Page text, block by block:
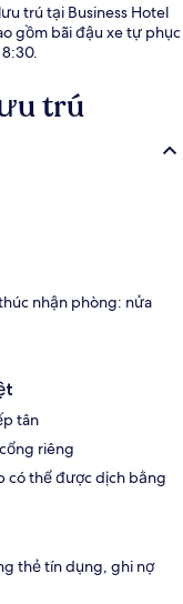
trú tại Business Hotel
gồm bãi đậu xe tự phục
trú
nhận phòng: nửa
tân
riêng
có thể được dịch bằng
thẻ tín dụng, ghi nợ